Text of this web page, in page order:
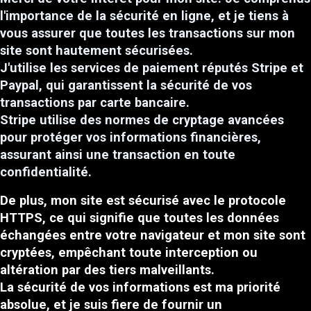
l'importance de la sécurité en ligne, et je tiens à
vous assurer que toutes les transactions sur mon
site sont hautement sécurisées.
J'utilise les services de paiement réputés Stripe et
Paypal, qui garantissent la sécurité de vos
transactions par carte bancaire.
Stripe utilise des normes de cryptage avancées
pour protéger vos informations financières,
assurant ainsi une transaction en toute
confidentialité.
De plus, mon site est sécurisé avec le protocole
HTTPS, ce qui signifie que toutes les données
échangées entre votre navigateur et mon site sont
cryptées, empêchant toute interception ou
altération par des tiers malveillants.
La sécurité de vos informations est ma priorité
absolue, et je suis fiere de fournir un